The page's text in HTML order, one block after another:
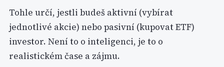
Tohle určí, jestli budeš aktivní (vybírat
jednotlivé akcie) nebo pasivní (kupovat ETF)
investor. Není to o inteligenci, je to o
realistickém čase a zájmu.